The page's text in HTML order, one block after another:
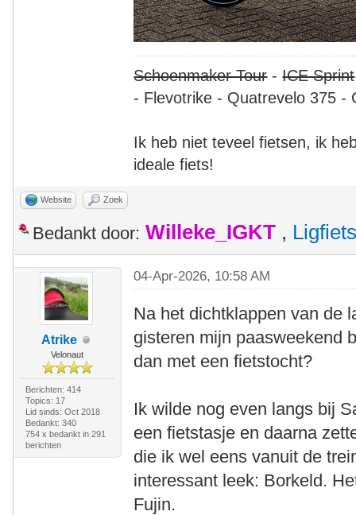
Schoenmaker Tour-ICE Sprint
- Flevotrike - Quatrevelo 375 -
Ik heb niet teveel fietsen, ik
ideale fiets!
Website Zoek
Bedankt door: Willeke_IGKT ,
Atrike
Velonaut
Berichten: 414
Topics: 17
Lid sinds: Oct 2018
Bedankt: 340
754 x bedankt in 291
berichten
04-Apr-2026, 10:58 AM
Na het dichtklappen van de
gisteren mijn paasweekend
dan met een fietstocht?
Ik wilde nog even langs bij
een fietstasje en daarna
die ik wel eens vanuit de
interessant leek: Borkeld.
Fujin.